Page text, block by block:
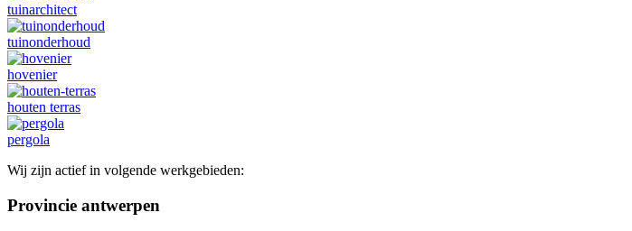
tuinarchitect
tuinonderhoud
hovenier
houten terras
pergola
Wij zijn actief in volgende werkgebieden:
Provincie antwerpen